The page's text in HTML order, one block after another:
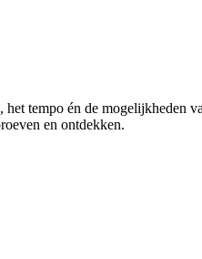
tempo én de mogelijkheden
en ontdekken.